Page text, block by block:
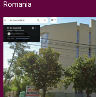
Romania